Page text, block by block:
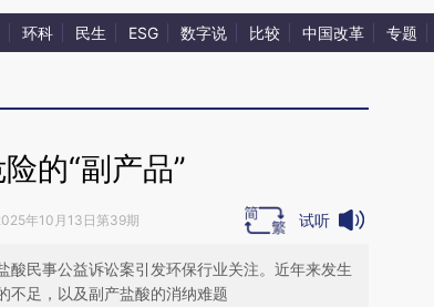
环科 民生 ESG 数字说 比较 中国改革 专题
的“副产品”
年10月13日第39期 试听
民事公益诉讼案引发环保行业关注。近年来发生
不足，以及副产盐酸的消纳难题